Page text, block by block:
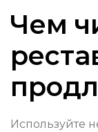
Чем
Используйте